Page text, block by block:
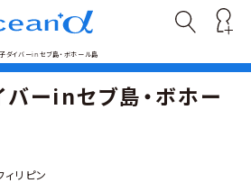
ダイバーinセブ島・ボホール島
ーinセブ島・ボホー
ィリピン